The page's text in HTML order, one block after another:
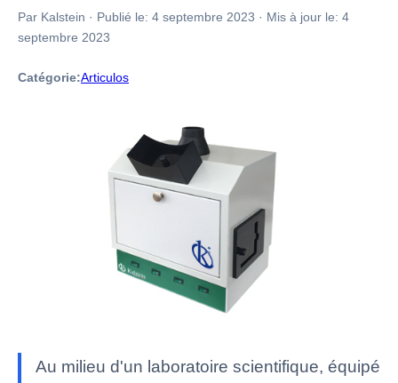
Par Kalstein · Publié le: 4 septembre 2023 · Mis à jour le: 4
septembre 2023
Catégorie:Articulos
Au milieu d'un laboratoire scientifique, équipé